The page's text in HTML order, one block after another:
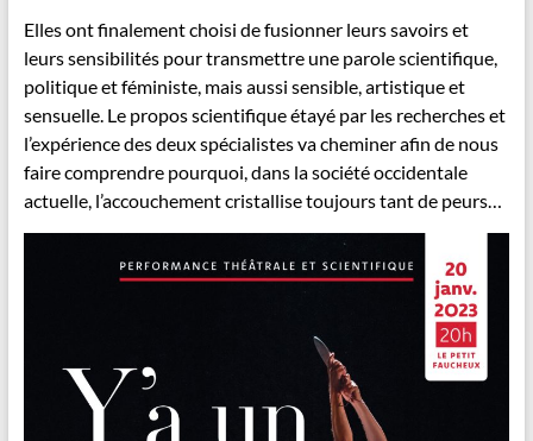
Elles ont finalement choisi de fusionner leurs savoirs et
leurs sensibilités pour transmettre une parole scientifique,
politique et féministe, mais aussi sensible, artistique et
sensuelle. Le propos scientifique étayé par les recherches et
l’expérience des deux spécialistes va cheminer afin de nous
faire comprendre pourquoi, dans la société occidentale
actuelle, l’accouchement cristallise toujours tant de peurs…